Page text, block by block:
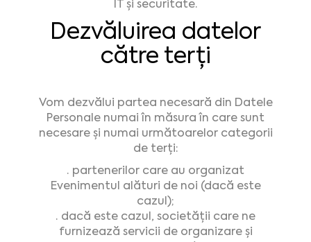
IT și securitate.
Dezvăluirea datelor
către terți
Vom dezvălui partea necesară din Datele
Personale numai în măsura în care sunt
necesare și numai următoarelor categorii
de terți:
· partenerilor care au organizat
Evenimentul alături de noi (dacă este
cazul);
· dacă este cazul, societății care ne
furnizează servicii de organizare şi